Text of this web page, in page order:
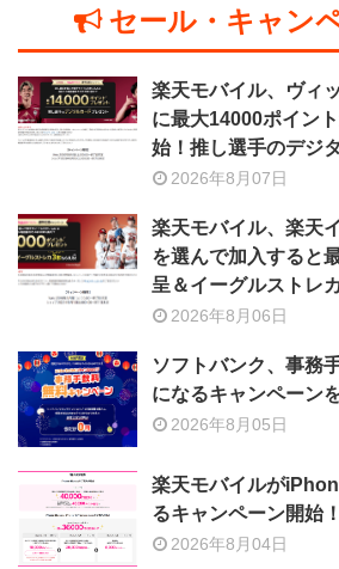
セール・キャン
楽天モバイル、ヴィ
に最大14000ポイン
始！推し選手のデジ
2026年8月07日
楽天モバイル、楽天
を選んで加入すると
呈＆イーグルストレ
2026年8月06日
ソフトバンク、事務
になるキャンペーン
2026年8月05日
楽天モバイルが
るキャンペーン開始！
2026年8月04日